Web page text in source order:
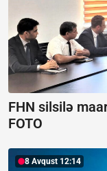
FHN silsilə
FOTO
8 Avqust 12:14